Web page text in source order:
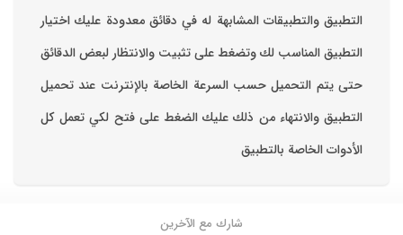
التطبيق والتطبيقات المشابهة له في دقائق معدودة ‏عليك اختيار
التطبيق المناسب لك وتضغط على تثبيت والانتظار لبعض الدقائق
حتى يتم التحميل حسب السرعة الخاصة بالإنترنت ‏عند تحميل
التطبيق والانتهاء من ذلك عليك الضغط على فتح لكي تعمل كل
الأدوات الخاصة بالتطبيق
شارك مع الآخرين